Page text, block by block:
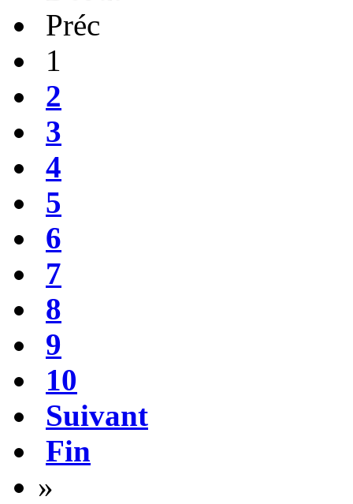
Préc
1
2
3
4
5
6
7
8
9
10
Suivant
Fin
»